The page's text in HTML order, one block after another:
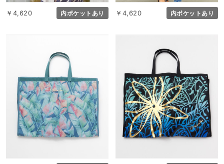
￥4,620 内ポケットあり ￥4,620 内ポケットあり